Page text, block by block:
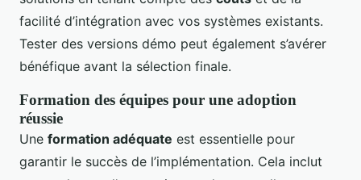
facilité d’intégration avec vos systèmes existants.
Tester des versions démo peut également s’avérer
bénéfique avant la sélection finale.
Formation des équipes pour une adoption
réussie
Une formation adéquate est essentielle pour
garantir le succès de l’implémentation. Cela inclut